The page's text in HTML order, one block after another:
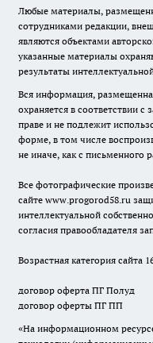
Любые материалы,
сотрудниками редакции,
являются объектами
указанные материалы
результаты
Вся информация,
охраняется в соответствии
праве и не подлежит
форме, в том числе
не иначе, как с письменного
Все фотографические
сайте www.progorod58.ru
интеллектуальной
согласия правообладателя
Возрастная категория сайта
договор оферта ПГ Полуд
договор оферты ПГ ПП
«На информационном